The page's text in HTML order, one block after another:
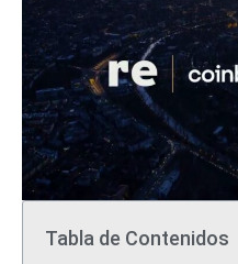
Tabla de Contenidos